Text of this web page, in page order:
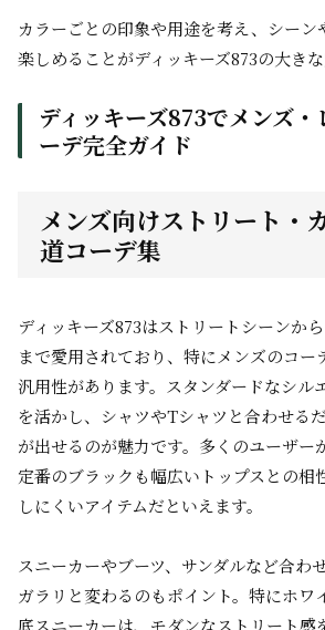
カラーごとの印象や用途を考え、シーン
楽しめることがディッキーズ873の大きな
ディッキーズ873でメンズ・
ーデ完全ガイド
メンズ向けストリート・
道コーデ集
ディッキーズ873はストリートシーンか
まで愛用されており、特にメンズのコー
汎用性があります。スタンダードなシル
を活かし、シャツやTシャツと合わせる
が出せるのが魅力です。多くのユーザー
定番のブラックも幅広いトップスとの相
しにくいアイテムだといえます。
スニーカーやブーツ、サンダルなど合わ
ガラリと変わるのもポイント。特にホワ
底スニーカーは、モダンなストリート感